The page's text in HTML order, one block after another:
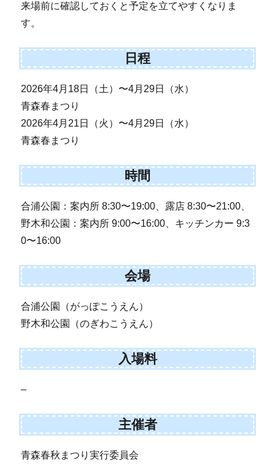
来場前に確認しておくと予定を立てやすくなりま
す。
日程
2026年4月18日（土）〜4月29日（水）
青森春まつり
2026年4月21日（火）〜4月29日（水）
青森春まつり
時間
合浦公園：案内所 8:30〜19:00、露店 8:30〜21:00、
野木和公園：案内所 9:00〜16:00、キッチンカー 9:3
0〜16:00
会場
合浦公園（がっぽこうえん）
野木和公園（のぎわこうえん）
入場料
–
主催者
青森春秋まつり実行委員会